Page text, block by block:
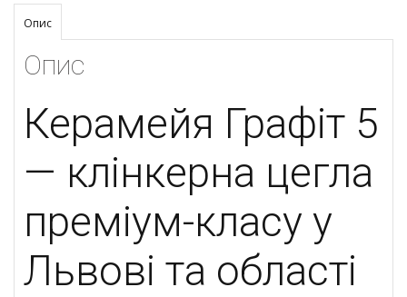
Опис
Опис
Керамейя Графіт 5
— клінкерна цегла
преміум-класу у
Львові та області